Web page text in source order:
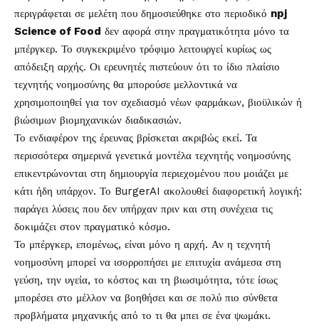
περιγράφεται σε μελέτη που δημοσιεύθηκε στο περιοδικό npj
Science of Food δεν αφορά στην πραγματικότητα μόνο τα
μπέργκερ. Το συγκεκριμένο τρόφιμο λειτουργεί κυρίως ως
απόδειξη αρχής. Οι ερευνητές πιστεύουν ότι το ίδιο πλαίσιο
τεχνητής νοημοσύνης θα μπορούσε μελλοντικά να
χρησιμοποιηθεί για τον σχεδιασμό νέων φαρμάκων, βιοϋλικών ή
βιώσιμων βιομηχανικών διαδικασιών.
Το ενδιαφέρον της έρευνας βρίσκεται ακριβώς εκεί. Τα
περισσότερα σημερινά γενετικά μοντέλα τεχνητής νοημοσύνης
επικεντρώνονται στη δημιουργία περιεχομένου που μοιάζει με
κάτι ήδη υπάρχον. Το BurgerAI ακολουθεί διαφορετική λογική:
παράγει λύσεις που δεν υπήρχαν πριν και στη συνέχεια τις
δοκιμάζει στον πραγματικό κόσμο.
Το μπέργκερ, επομένως, είναι μόνο η αρχή. Αν η τεχνητή
νοημοσύνη μπορεί να ισορροπήσει με επιτυχία ανάμεσα στη
γεύση, την υγεία, το κόστος και τη βιωσιμότητα, τότε ίσως
μπορέσει στο μέλλον να βοηθήσει και σε πολύ πιο σύνθετα
προβλήματα μηχανικής από το τι θα μπει σε ένα ψωμάκι.